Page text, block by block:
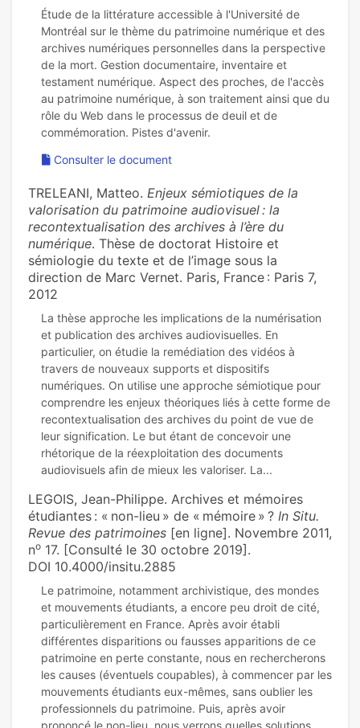
Étude de la littérature accessible à l'Université de
Montréal sur le thème du patrimoine numérique et des
archives numériques personnelles dans la perspective
de la mort. Gestion documentaire, inventaire et
testament numérique. Aspect des proches, de l'accès
au patrimoine numérique, à son traitement ainsi que du
rôle du Web dans le processus de deuil et de
Consulter le document
TRELEANI, Matteo. Enjeux sémiotiques de la
valorisation du patrimoine audiovisuel : la
recontextualisation des archives à l’ère du
numérique. Thèse de doctorat Histoire et
sémiologie du texte et de l’image sous la
direction de Marc Vernet. Paris, France : Paris 7,
2012
La thèse approche les implications de la numérisation
et publication des archives audiovisuelles. En
particulier, on étudie la remédiation des vidéos à
travers de nouveaux supports et dispositifs
numériques. On utilise une approche sémiotique pour
comprendre les enjeux théoriques liés à cette forme de
recontextualisation des archives du point de vue de
leur signification. Le but étant de concevoir une
rhétorique de la réexploitation des documents
LEGOIS, Jean-Philippe. Archives et mémoires
étudiantes : « non-lieu » de « mémoire » ? In Situ.
Revue des patrimoines [en ligne]. Novembre 2011,
no 17. [Consulté le 30 octobre 2019].
DOI 10.4000/insitu.2885
Le patrimoine, notamment archivistique, des mondes
et mouvements étudiants, a encore peu droit de cité,
particulièrement en France. Après avoir établi
différentes disparitions ou fausses apparitions de ce
patrimoine en perte constante, nous en rechercherons
les causes (éventuels coupables), à commencer par les
mouvements étudiants eux-mêmes, sans oublier les
professionnels du patrimoine. Puis, après avoir